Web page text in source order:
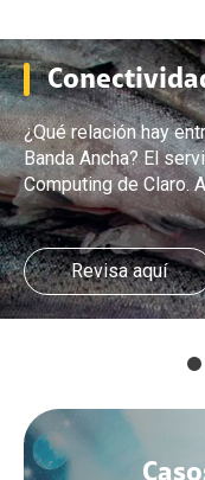
¿Qué relación hay
Banda Ancha? El
Computing de Claro.
Revisa aquí